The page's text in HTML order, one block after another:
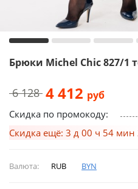
Брюки Michel Chic 827/1
6 128 4 412 руб
Скидка по промокоду:
Скидка ещё: 3 д 00 ч 54 мин
Валюта: RUB BYN